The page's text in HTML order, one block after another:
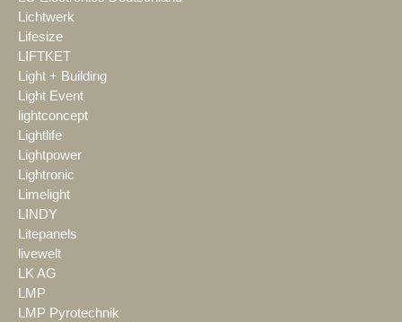
Lichtwerk
Lifesize
LIFTKET
Light + Building
Light Event
lightconcept
Lightlife
Lightpower
Lightronic
Limelight
LINDY
Litepanels
livewelt
LK AG
LMP
LMP Pyrotechnik